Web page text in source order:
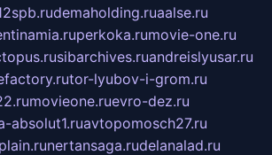
demaholding.ruaalse.ru
perkoka.rumovie-one.ru
sibarchives.ruandreislyusar.ru
tor-lyubov-i-grom.ru
movieone.ruevro-dez.ru
absolut1.ruavtopomosch27.ru
nertansaga.rudelanalad.ru